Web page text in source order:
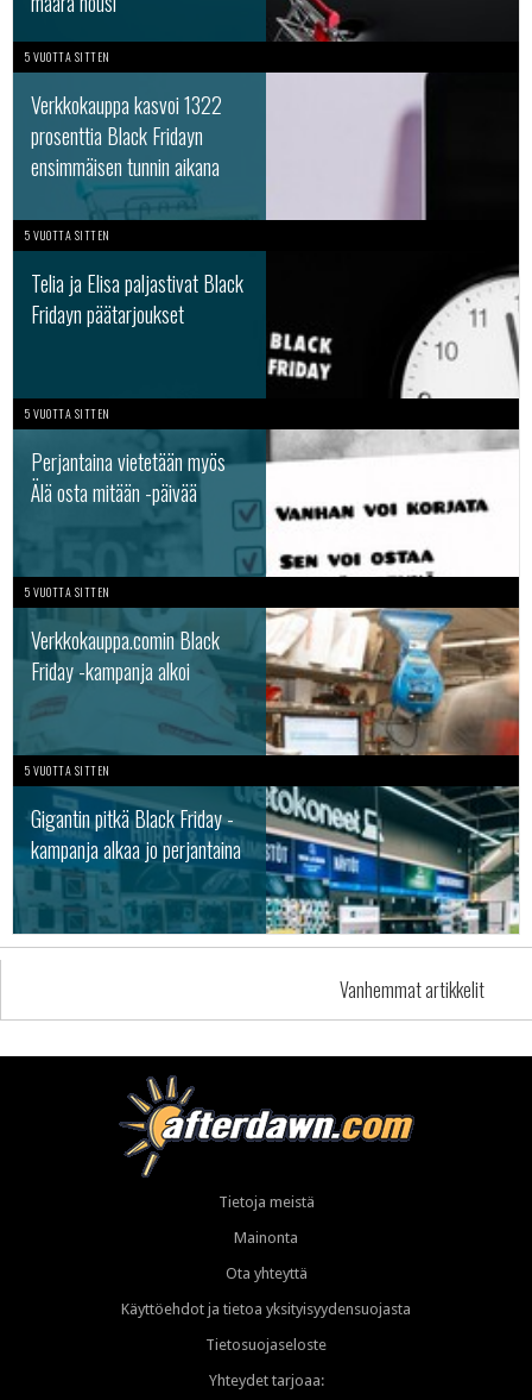
5 VUOTTA SITTEN
Verkkokauppa kasvoi 1322
prosenttia Black Fridayn
ensimmäisen tunnin aikana
5 VUOTTA SITTEN
Telia ja Elisa paljastivat Black
Fridayn päätarjoukset
5 VUOTTA SITTEN
Perjantaina vietetään myös
Älä osta mitään -päivää
5 VUOTTA SITTEN
Verkkokauppa.comin Black
Friday -kampanja alkoi
5 VUOTTA SITTEN
Gigantin pitkä Black Friday -
kampanja alkaa jo perjantaina
Vanhemmat artikkelit
Tietoja meistä
Mainonta
Ota yhteyttä
Käyttöehdot ja tietoa yksityisyydensuojasta
Tietosuojaseloste
Yhteydet tarjoaa: